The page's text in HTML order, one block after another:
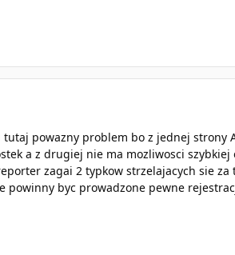
powazny problem bo z jednej strony
a z drugiej nie ma mozliwosci
zagai 2 typkow strzelajacych sie
byc prowadzone pewne